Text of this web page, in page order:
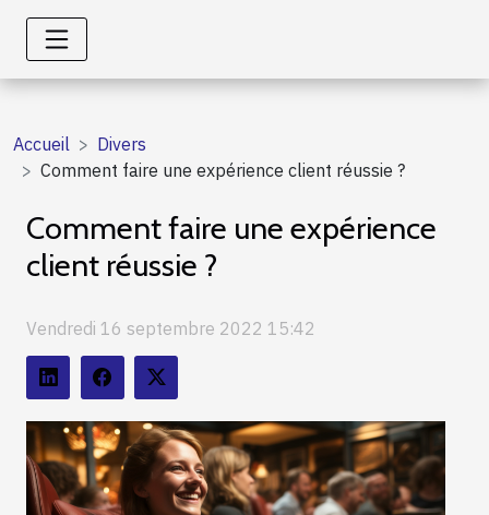
Accueil
Divers
Comment faire une expérience client réussie ?
Comment faire une expérience
client réussie ?
Vendredi 16 septembre 2022 15:42